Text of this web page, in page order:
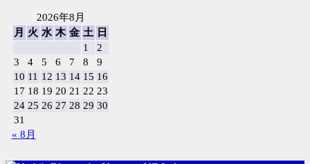
2026年8月
月
火 水 木 金 土
日
1
2
3
4 5 6 7 8
9
10 11 12 13 14 15 16
17 18 19 20 21 22 23
24 25 26 27 28 29 30
31
« 8月